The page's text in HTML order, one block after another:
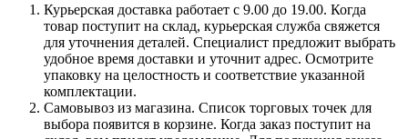
Курьерская доставка работает с 9.00 до 19.00. Когда
товар поступит на склад, курьерская служба свяжется
для уточнения деталей. Специалист предложит выбрать
удобное время доставки и уточнит адрес. Осмотрите
упаковку на целостность и соответствие указанной
комплектации.
Самовывоз из магазина. Список торговых точек для
выбора появится в корзине. Когда заказ поступит на